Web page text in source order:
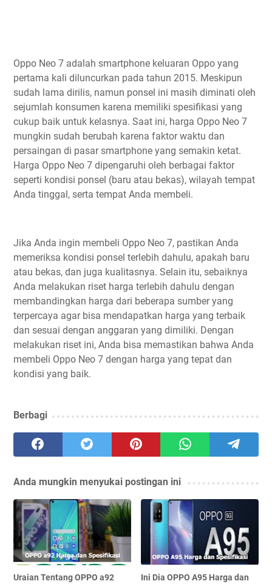
Oppo Neo 7 adalah smartphone keluaran Oppo yang
pertama kali diluncurkan pada tahun 2015. Meskipun
sudah lama dirilis, namun ponsel ini masih diminati oleh
sejumlah konsumen karena memiliki spesifikasi yang
cukup baik untuk kelasnya. Saat ini, harga Oppo Neo 7
mungkin sudah berubah karena faktor waktu dan
persaingan di pasar smartphone yang semakin ketat.
Harga Oppo Neo 7 dipengaruhi oleh berbagai faktor
seperti kondisi ponsel (baru atau bekas), wilayah tempat
Anda tinggal, serta tempat Anda membeli.
Jika Anda ingin membeli Oppo Neo 7, pastikan Anda
memeriksa kondisi ponsel terlebih dahulu, apakah baru
atau bekas, dan juga kualitasnya. Selain itu, sebaiknya
Anda melakukan riset harga terlebih dahulu dengan
membandingkan harga dari beberapa sumber yang
terpercaya agar bisa mendapatkan harga yang terbaik
dan sesuai dengan anggaran yang dimiliki. Dengan
melakukan riset ini, Anda bisa memastikan bahwa Anda
membeli Oppo Neo 7 dengan harga yang tepat dan
kondisi yang baik.
Berbagi
Anda mungkin menyukai postingan ini
Uraian Tentang OPPO a92
Ini Dia OPPO A95 Harga dan